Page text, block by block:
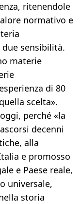
ritenendole
normativo e
sensibilità.
materie
di 80
scelta».
perché «la
decenni
alla
e promosso
e Paese reale,
universale,
storia